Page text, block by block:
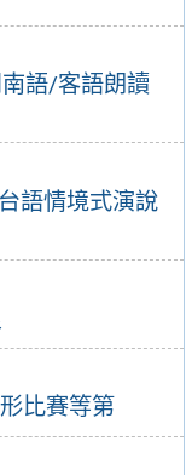
語/客語朗讀
語情境式演說
比賽等第